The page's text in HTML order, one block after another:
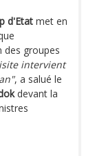
d'Etat met en
des groupes
intervient
, a salué le
devant la